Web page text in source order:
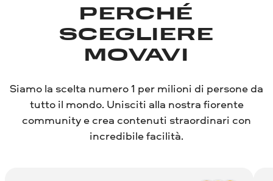
PERCHÉ
SCEGLIERE
MOVAVI
Siamo la scelta numero 1 per milioni di persone da
tutto il mondo. Unisciti alla nostra fiorente
community e crea contenuti straordinari con
incredibile facilità.